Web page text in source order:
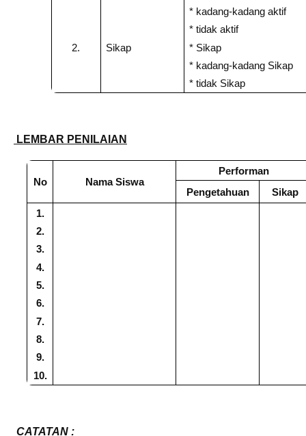
2. Sikap
* kadang-kadang aktif
* tidak aktif
* Sikap
* kadang-kadang Sikap
* tidak Sikap
LEMBAR PENILAIAN
No Nama Siswa
Performan
Pengetahuan
Sikap
1.
2.
3.
4.
5.
6.
7.
8.
9.
10.
CATATAN :